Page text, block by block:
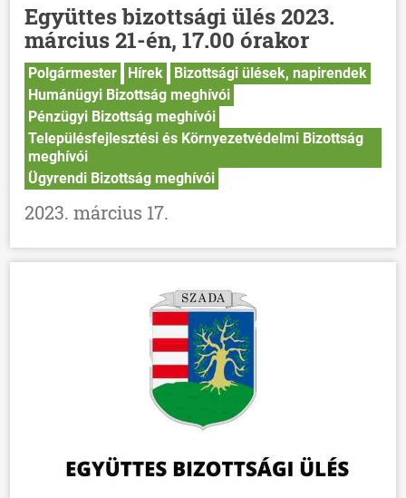
Együttes bizottsági ülés 2023.
március 21-én, 17.00 órakor
Polgármester Hírek
Bizottsági ülések, napirendek
Humánügyi Bizottság meghívói
Pénzügyi Bizottság meghívói
Településfejlesztési és Környezetvédelmi Bizottság
meghívói
Ügyrendi Bizottság meghívói
2023. március 17.